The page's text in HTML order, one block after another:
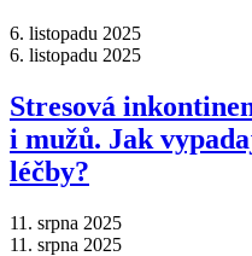
6. listopadu 2025
6. listopadu 2025
Stresová
i mužů. Jak
léčby?
11. srpna 2025
11. srpna 2025